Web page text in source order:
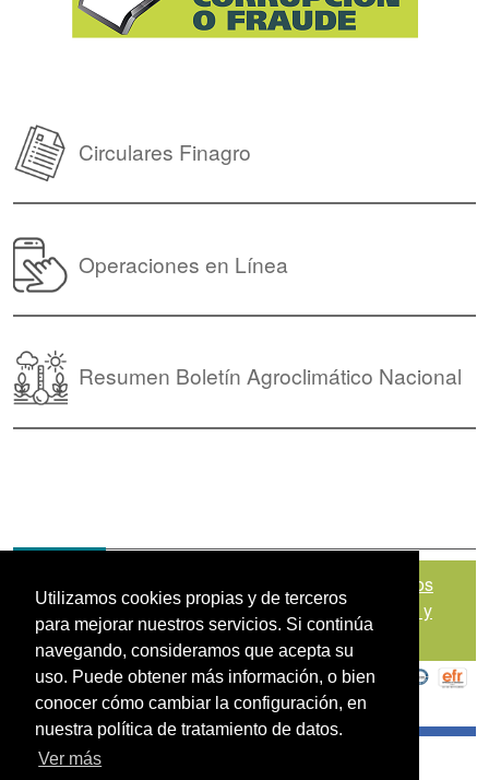
Utilizamos cookies propias y de terceros
para mejorar nuestros servicios. Si continúa
navegando, consideramos que acepta su
uso. Puede obtener más información, o bien
conocer cómo cambiar la configuración, en
nuestra política de tratamiento de datos.
Ver más
Circulares Finagro
Operaciones en Línea
Resumen Boletín Agroclimático Nacional
Política de Tratamiento de Datos
Personales|Políticas de Seguridad, Términos y
Condiciones de Uso